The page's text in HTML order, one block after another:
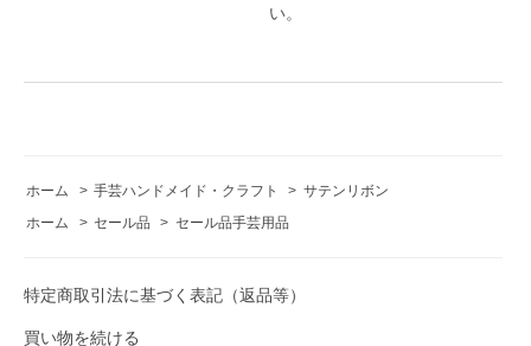
い。
ホーム > 手芸ハンドメイド・クラフト > サテンリボン
ホーム
> セール品 > セール品手芸用品
特定商取引法に基づく表記（返品等）
買い物を続ける